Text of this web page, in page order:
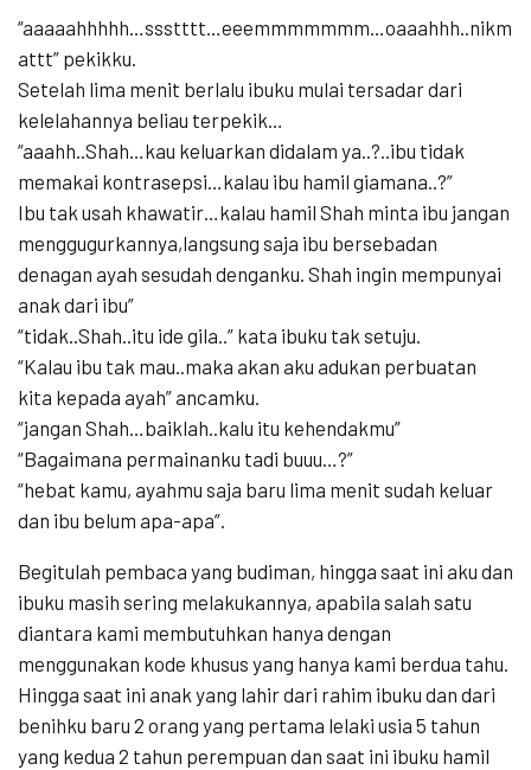
“aaaaahhhhh…ssstttt…eeemmmmmmm…oaaahhh..nikm
attt” pekikku.
Setelah lima menit berlalu ibuku mulai tersadar dari
kelelahannya beliau terpekik…
“aaahh..Shah…kau keluarkan didalam ya..?..ibu tidak
memakai kontrasepsi…kalau ibu hamil giamana..?”
Ibu tak usah khawatir…kalau hamil Shah minta ibu jangan
menggugurkannya,langsung saja ibu bersebadan
denagan ayah sesudah denganku. Shah ingin mempunyai
anak dari ibu”
“tidak..Shah..itu ide gila..” kata ibuku tak setuju.
“Kalau ibu tak mau..maka akan aku adukan perbuatan
kita kepada ayah” ancamku.
“jangan Shah…baiklah..kalu itu kehendakmu”
“Bagaimana permainanku tadi buuu…?”
“hebat kamu, ayahmu saja baru lima menit sudah keluar
dan ibu belum apa-apa”.
Begitulah pembaca yang budiman, hingga saat ini aku dan
ibuku masih sering melakukannya, apabila salah satu
diantara kami membutuhkan hanya dengan
menggunakan kode khusus yang hanya kami berdua tahu.
Hingga saat ini anak yang lahir dari rahim ibuku dan dari
benihku baru 2 orang yang pertama lelaki usia 5 tahun
yang kedua 2 tahun perempuan dan saat ini ibuku hamil